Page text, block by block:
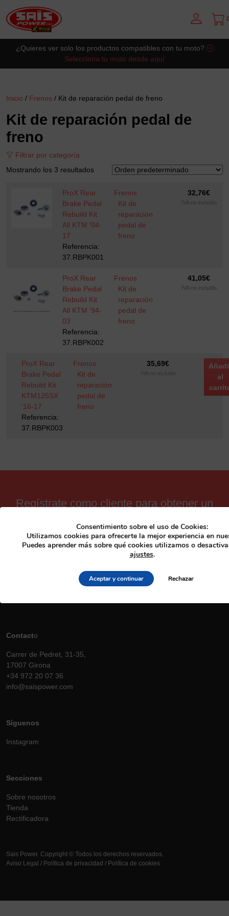
¿Quieres ver solo los productos compatibles con tu moto?
Selecciona tu moto desde aquí
Inicio / Frenos / Kit de reparación pedal de freno
Kit de reparación pedal de
freno
Filtrar por categoría
Mostrando los 3 resultados
ProX Rear
Brake Pedal
Rebuild Kit
All KTM '04-
17
Referencia:
37.RBPK001
Frenos
Kit de
reparación
pedal de
freno
32,76€
IVA no incluido
ProX Rear
Brake Pedal
Rebuild Kit
All KTM '94-
03
Referencia:
37.RBPK002
Frenos
Kit de
reparación
pedal de
freno
41,05€
IVA no incluido
ProX Rear
Brake Pedal
Rebuild Kit
KTM125SX
'16-17
Referencia:
37.RBPK003
Frenos
Kit de
reparación
pedal de
freno
35,69€
IVA no incluido
al
Regístrate como cliente para obtener un
productos.
Contacto
Carrer de Pedret, 31-35,
17007 Girona
+34 972 20 07 36
info@saispower.com
Síguenos
Instagram
Secciones
Sobre nosotros
Tienda
Rectificadora
Sais Power. Copyright © Todos los derechos reservados.
Aviso Legal / Política de privacidad / Política de cookies
Consentimiento sobre el uso de Cookies:
Utilizamos cookies para ofrecerte la mejor experiencia en
Puedes aprender más sobre qué cookies utilizamos o
ajustes.
Aceptar y continuar Rechazar